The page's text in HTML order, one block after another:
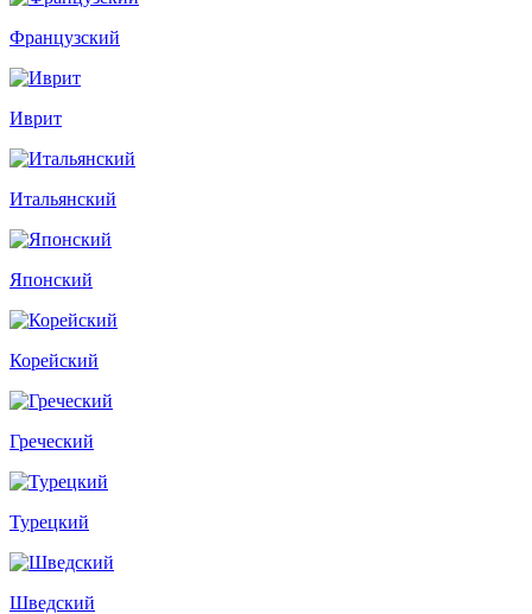
Французский
Иврит
Итальянский
Японский
Корейский
Греческий
Турецкий
Шведский